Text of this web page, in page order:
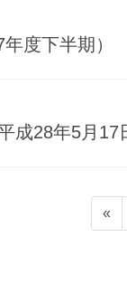
度下半期）
成28年5月17
«